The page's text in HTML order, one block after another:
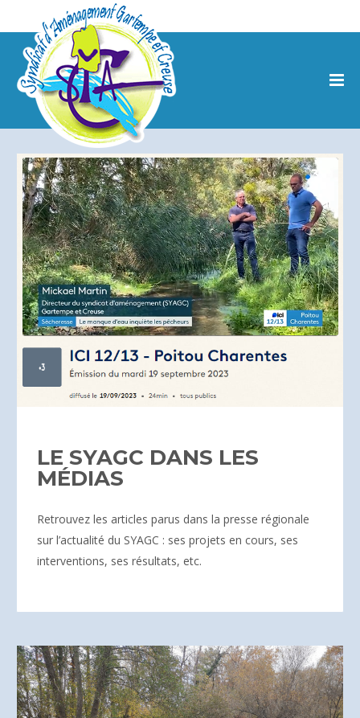
LE SYAGC DANS LES
MÉDIAS
Retrouvez les articles parus dans la presse régionale
sur l’actualité du SYAGC : ses projets en cours, ses
interventions, ses résultats, etc.